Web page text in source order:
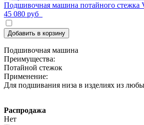
Подшивочная машина потайного стежка
45 080 руб
Добавить в корзину
Подшивочная машина
Преимущества:
Потайной стежок
Применение:
Для подшивания низа в изделиях из
Распродажа
Нет